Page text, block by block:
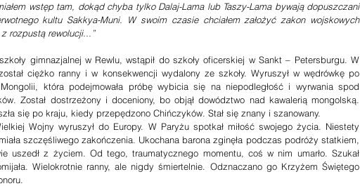
wstęp tam, dokąd chyba tylko Dalaj-Lama lub Taszy-Lama bywają dopuszczani
kultu Sakkya-Muni. W swoim czasie chciałem założyć zakon wojskowych
rozpustą rewolucji...”
ciężko ranny i w konsekwencji wydalony ze szkoły. Wyruszył w wędrówkę po
która podejmowała próbę wybicia się na niepodległość i wyrwania spod
Został dostrzeżony i doceniony, bo objął dowództwo nad kawalerią mongolską.
się po kraju, kiedy przepędzono Chińczyków. Stał się znany i szanowany.
Wojny wyruszył do Europy. W Paryżu spotkał miłość swojego życia. Niestety
szczęśliwego zakończenia. Ukochana barona zginęła podczas podróży statkiem,
uszedł z życiem. Od tego, traumatycznego momentu, coś w nim umarło. Szukał
Wielokrotnie ranny, ale nigdy śmiertelnie. Odznaczano go Krzyżem Świętego